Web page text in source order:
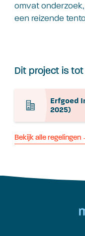
omvat
een reizende
Dit project is
Erfgoed
2025)
Bekijk alle regelingen